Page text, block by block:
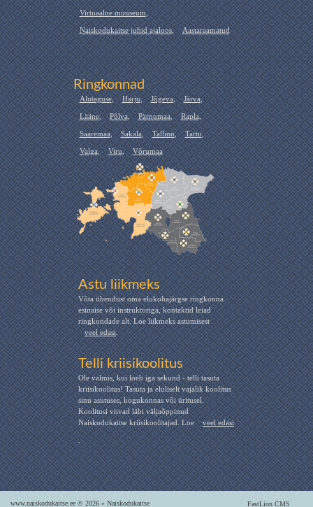
Virtuaalne muuseum,
Naiskodukaitse juhid ajaloos, Aastaraamatud
Ringkonnad
Alutaguse, Harju, Jõgeva, Järva,
Lääne, Põlva, Pärnumaa, Rapla,
Saaremaa, Sakala, Tallinn, Tartu,
Valga, Viru, Võrumaa
Astu liikmeks
Võta ühendust oma elukohajärgse ringkonna
esinaise või instruktoriga, kontaktid leiad
ringkondade alt. Loe liikmeks astumisest
veel edasi.
Telli kriisikoolitus
Ole valmis, kui loeb iga sekund - telli tasuta
kriisikoolitus! Tasuta ja eluliselt vajalik koolitus
sinu asutuses, kogukonnas või üritusel.
Koolitusi viivad läbi väljaõppinud
Naiskodukaitse kriisikoolitajad. Loe
veel edasi
.
FastLion CMS
www.naiskodukaitse.ee © 2026 » Naiskodukaitse